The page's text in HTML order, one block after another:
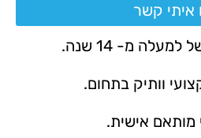
איתי קשר
מ- 14 שנה.
וותיק בתחום.
מותאם אישית.